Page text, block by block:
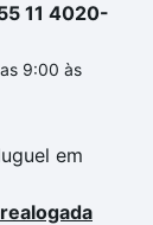
11 4020-
9:00 às
em